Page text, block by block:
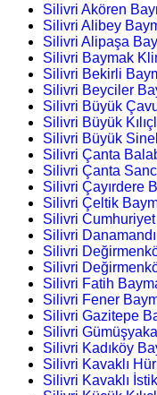
Silivri Akören
Silivri Alibey
Silivri Alipaşa
Silivri Baymak
Silivri Bekirli
Silivri Beyciler
Silivri Büyük
Silivri Büyük
Silivri Büyük
Silivri Çanta
Silivri Çanta
Silivri Çayırdere
Silivri Çeltik
Silivri
Silivri
Silivri
Silivri
Silivri Fatih
Silivri Fener
Silivri Gazitepe
Silivri
Silivri Kadıköy
Silivri Kavaklı
Silivri Kavaklı